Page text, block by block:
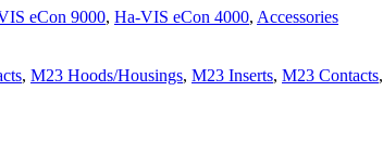
eCon 9000, Ha-VIS eCon 4000, Accessories
, M23 Hoods/Housings, M23 Inserts, M23 Contacts,